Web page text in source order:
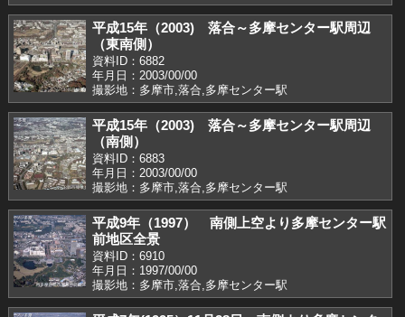
平成15年（2003) 落合～多摩センター駅周辺
（東南側）
資料ID：6882
年月日：2003/00/00
撮影地：多摩市,落合,多摩センター駅
平成15年（2003) 落合～多摩センター駅周辺
（南側）
資料ID：6883
年月日：2003/00/00
撮影地：多摩市,落合,多摩センター駅
平成9年（1997） 南側上空より多摩センター駅
前地区全景
資料ID：6910
年月日：1997/00/00
撮影地：多摩市,落合,多摩センター駅